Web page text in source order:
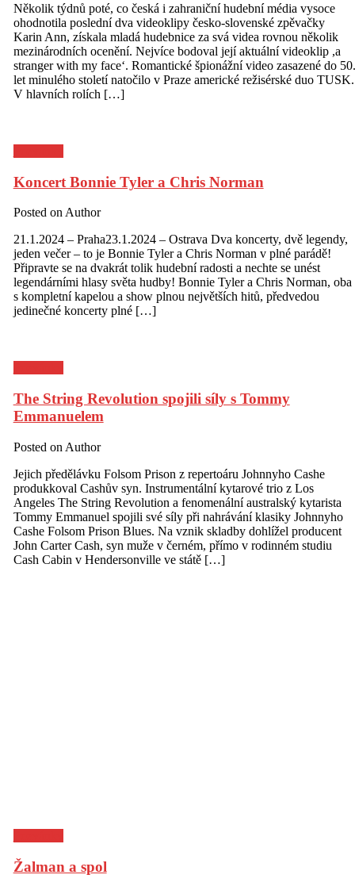
Několik týdnů poté, co česká i zahraniční hudební média vysoce
ohodnotila poslední dva videoklipy česko-slovenské zpěvačky
Karin Ann, získala mladá hudebnice za svá videa rovnou několik
mezinárodních ocenění. Nejvíce bodoval její aktuální videoklip ,a
stranger with my face‘. Romantické špionážní video zasazené do 50.
let minulého století natočilo v Praze americké režisérské duo TUSK.
V hlavních rolích […]
Koncert Bonnie Tyler a Chris Norman
Posted on Author
21.1.2024 – Praha23.1.2024 – Ostrava Dva koncerty, dvě legendy,
jeden večer – to je Bonnie Tyler a Chris Norman v plné parádě!
Připravte se na dvakrát tolik hudební radosti a nechte se unést
legendárními hlasy světa hudby! Bonnie Tyler a Chris Norman, oba
s kompletní kapelou a show plnou největších hitů, předvedou
jedinečné koncerty plné […]
The String Revolution spojili síly s Tommy
Emmanuelem
Posted on Author
Jejich předělávku Folsom Prison z repertoáru Johnnyho Cashe
produkkoval Cashův syn. Instrumentální kytarové trio z Los
Angeles The String Revolution a fenomenální australský kytarista
Tommy Emmanuel spojili své síly při nahrávání klasiky Johnnyho
Cashe Folsom Prison Blues. Na vznik skladby dohlížel producent
John Carter Cash, syn muže v černém, přímo v rodinném studiu
Cash Cabin v Hendersonville ve státě […]
Žalman a spol